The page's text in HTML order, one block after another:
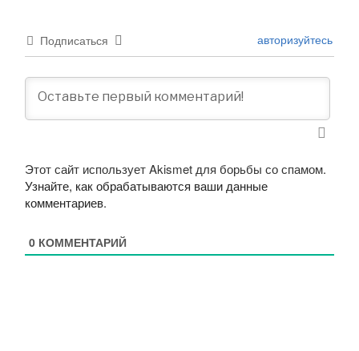
Подписаться авторизуйтесь
Этот сайт использует Akismet для борьбы со спамом.
Узнайте, как обрабатываются ваши данные
комментариев.
0 КОММЕНТАРИЙ